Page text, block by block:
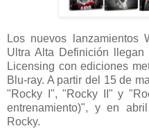
Los nuevos lanzamientos
Ultra Alta Definición
Licensing con ediciones
Blu-ray. A partir del 15 de
"Rocky I", "Rocky II" y
entrenamiento)", y en
Rocky.